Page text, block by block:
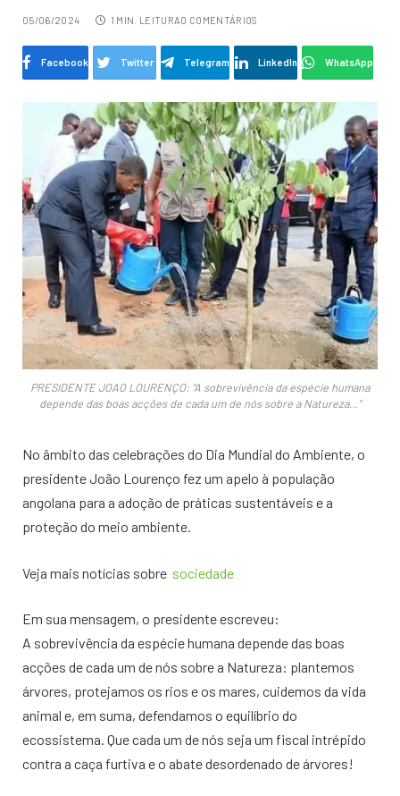
05/06/2024 1 MIN. LEITURA0 COMENTÁRIOS
Facebook Twitter Telegram LinkedIn WhatsApp
PRESIDENTE JOAO LOURENÇO: “A sobrevivência da espécie humana
depende das boas acções de cada um de nós sobre a Natureza…”
No âmbito das celebrações do Dia Mundial do Ambiente, o
presidente João Lourenço fez um apelo à população
angolana para a adoção de práticas sustentáveis e a
proteção do meio ambiente.
Veja mais notícias sobre sociedade
Em sua mensagem, o presidente escreveu:
A sobrevivência da espécie humana depende das boas
acções de cada um de nós sobre a Natureza: plantemos
árvores, protejamos os rios e os mares, cuidemos da vida
animal e, em suma, defendamos o equilíbrio do
ecossistema. Que cada um de nós seja um fiscal intrépido
contra a caça furtiva e o abate desordenado de árvores!